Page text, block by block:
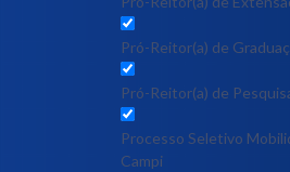
Pró-Reitor(a) de
Pró-Reitor(a) de
Processo Seletivo
Campi